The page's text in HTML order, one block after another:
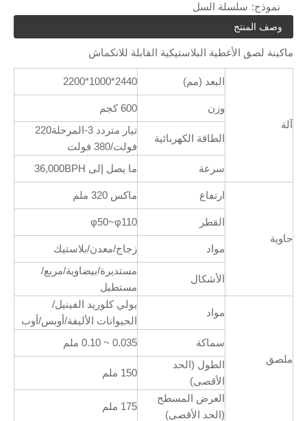
نموذج: سلسلة السل
وصف المنتج
ماكينة لصق الأغطية البلاستيكية القابلة للانكماش
آلة
البعد (مم) 2440*1000*2200
وزن 600 كجم
الطاقة الكهربائية
تيار متردد 3-المرحلة220
فولت/380 فولت
سرعة
ما يصل إلى 36,000BPH
حاوية
ارتفاع ماكس 320 ملم
القطر φ50~φ110
مواد زجاج/معدن/بلاستيك
الأشكال
مستديرة/بيضاوية/مربع/
مستطيل
ملصق
مواد
بولي كلوريد الفينيل/
الحيوانات الأليفة/أوبس/أوب
سماكة
0.035 ~ 0.10 ملم
الطول (الحد
الأقصى)
150 ملم
العرض المسطح
(الحد الأقصى)
175 ملم